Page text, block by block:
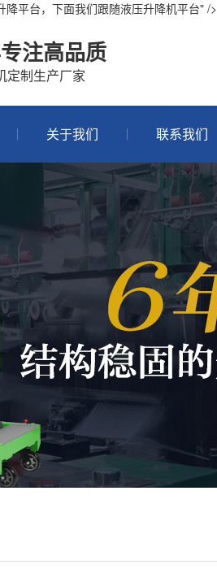
平台，下面我们跟随液压升降机平台" />
注高品质
定制生产厂家
关于我们 联系我们